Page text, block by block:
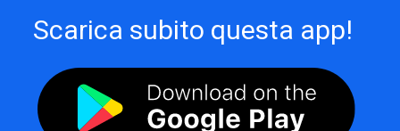
Scarica subito questa app!